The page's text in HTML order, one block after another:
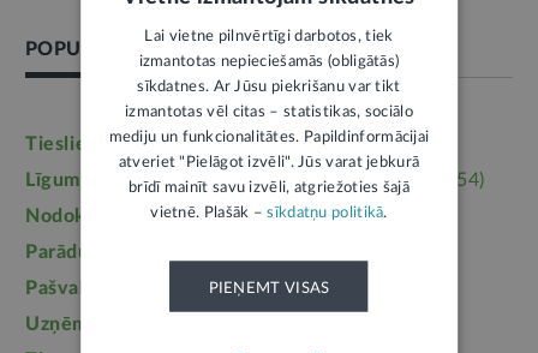
POPULĀRĀKĀS TĒMAS
Tieslietas(6246) Darba tiesības(5764)
Līgumi, dokumenti(5364) Īpašumtiesības
(3954)
Nodokļi
(3710) Mājoklis(3142)
Parādu piedziņa
Pašvaldības
Uzturlīdzekļi
Uzņēmējdarbība
Lai vietne pilnvērtīgi darbotos, tiek
izmantotas nepieciešamās (obligātās)
sīkdatnes. Ar Jūsu piekrišanu var tikt
izmantotas vēl citas – statistikas, sociālo
mediju un funkcionalitātes. Papildinformācijai
atveriet "Pielāgot izvēli". Jūs varat jebkurā
brīdī mainīt savu izvēli, atgriežoties šajā
vietnē. Plašāk –sīkdatņu politikā.
PIEŅEMT VISAS